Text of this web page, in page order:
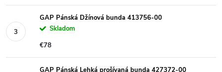
GAP Pánská Džínová bunda 413756-00
Skladom
€78
GAP Pánská Lehká prošívaná bunda 427372-00